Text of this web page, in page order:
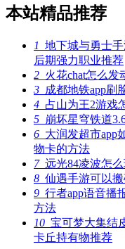
本站精品推荐
1 地下城与勇士
后期强力职业推荐
2 火花chat怎么发
3 成都地铁app刷
4 占山为王2游戏
5 崩坏星穹铁道
6 大润发超市app
物卡的方法
7远光84凌波怎么
8 仙遇手游可以
9 行者app语音播
方法
10 宝可梦大集结
卡丘持有物推荐